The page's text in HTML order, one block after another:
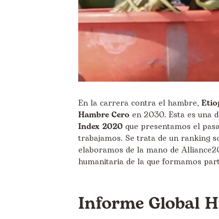
En la carrera contra el hambre,
Hambre Cero en 2030. Esta es una
Index 2020 que presentamos el
trabajamos. Se trata de un ranking
elaboramos de la mano de
humanitaria de la que formamos
Informe Global